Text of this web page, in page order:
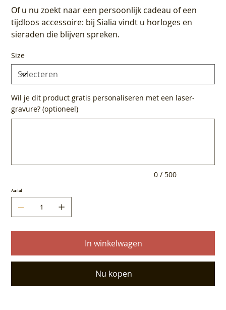
Of u nu zoekt naar een persoonlijk cadeau of een
tijdloos accessoire: bij Sialia vindt u horloges en
sieraden die blijven spreken.
Size
Wil je dit product gratis personaliseren met een laser-
gravure? (optioneel)
0 / 500
Aantal
In winkelwagen
Nu kopen